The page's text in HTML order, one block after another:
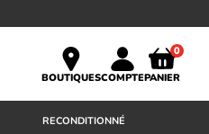
BOUTIQUESCOMPTE
0
PANIER
RECONDITIONNÉ